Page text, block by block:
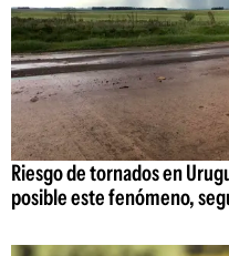
Riesgo de tornados en
posible este fenómeno,